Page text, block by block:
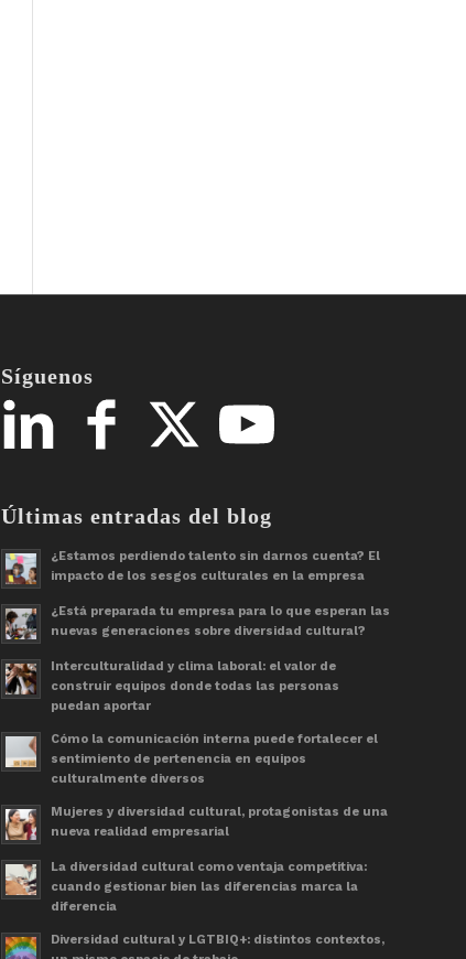
Síguenos
Últimas entradas del blog
¿Estamos perdiendo talento sin darnos cuenta? El
impacto de los sesgos culturales en la empresa
¿Está preparada tu empresa para lo que esperan las
nuevas generaciones sobre diversidad cultural?
Interculturalidad y clima laboral: el valor de
construir equipos donde todas las personas
puedan aportar
Cómo la comunicación interna puede fortalecer el
sentimiento de pertenencia en equipos
culturalmente diversos
Mujeres y diversidad cultural, protagonistas de una
nueva realidad empresarial
La diversidad cultural como ventaja competitiva:
cuando gestionar bien las diferencias marca la
diferencia
Diversidad cultural y LGTBIQ+: distintos contextos,